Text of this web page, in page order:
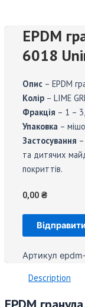
EPDM
6018
Опис – EPDM
Колір – LIME
Фракція – 1 –
Упаковка –
Застосування
та дитячих
покриттів.
0,00 ₴
Артикул
Description